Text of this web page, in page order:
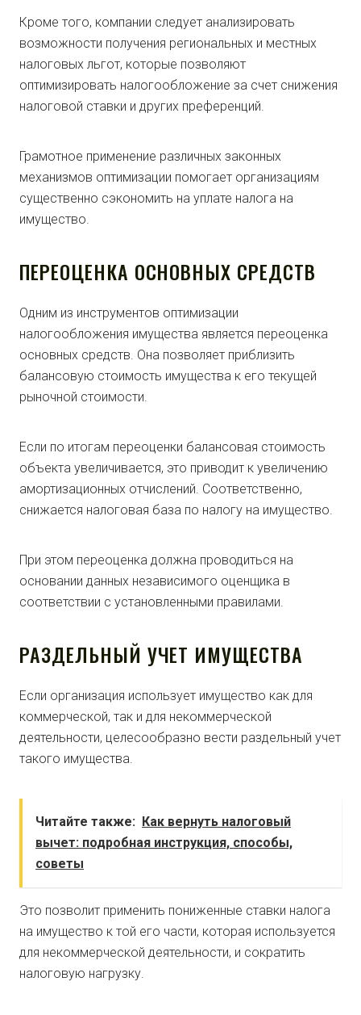
Кроме того, компании следует анализировать
возможности получения региональных и местных
налоговых льгот, которые позволяют
оптимизировать налогообложение за счет снижения
налоговой ставки и других преференций.
Грамотное применение различных законных
механизмов оптимизации помогает организациям
существенно сэкономить на уплате налога на
имущество.
ПЕРЕОЦЕНКА ОСНОВНЫХ СРЕДСТВ
Одним из инструментов оптимизации
налогообложения имущества является переоценка
основных средств. Она позволяет приблизить
балансовую стоимость имущества к его текущей
рыночной стоимости.
Если по итогам переоценки балансовая стоимость
объекта увеличивается, это приводит к увеличению
амортизационных отчислений. Соответственно,
снижается налоговая база по налогу на имущество.
При этом переоценка должна проводиться на
основании данных независимого оценщика в
соответствии с установленными правилами.
РАЗДЕЛЬНЫЙ УЧЕТ ИМУЩЕСТВА
Если организация использует имущество как для
коммерческой, так и для некоммерческой
деятельности, целесообразно вести раздельный учет
такого имущества.
Читайте также: Как вернуть налоговый
вычет: подробная инструкция, способы,
советы
Это позволит применить пониженные ставки налога
на имущество к той его части, которая используется
для некоммерческой деятельности, и сократить
налоговую нагрузку.